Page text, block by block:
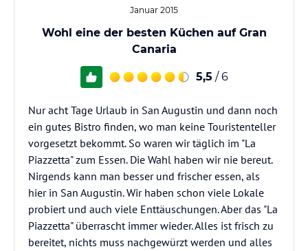
Januar 2015
Wohl eine der besten Küchen auf Gran
Canaria
5,5 / 6
Nur acht Tage Urlaub in San Augustin und dann noch
ein gutes Bistro finden, wo man keine Touristenteller
vorgesetzt bekommt. So waren wir täglich im "La
Piazzetta" zum Essen. Die Wahl haben wir nie bereut.
Nirgends kann man besser und frischer essen, als
hier in San Augustin. Wir haben schon viele Lokale
probiert und auch viele Enttäuschungen. Aber das "La
Piazzetta" überrascht immer wieder. Alles ist frisch zu
bereitet, nichts muss nachgewürzt werden und alles